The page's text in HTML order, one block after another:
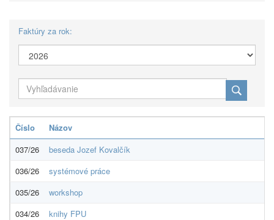
Faktúry za rok:
Číslo
Názov
037/26
beseda Jozef Kovalčík
036/26
systémové práce
035/26
workshop
034/26
knihy FPU